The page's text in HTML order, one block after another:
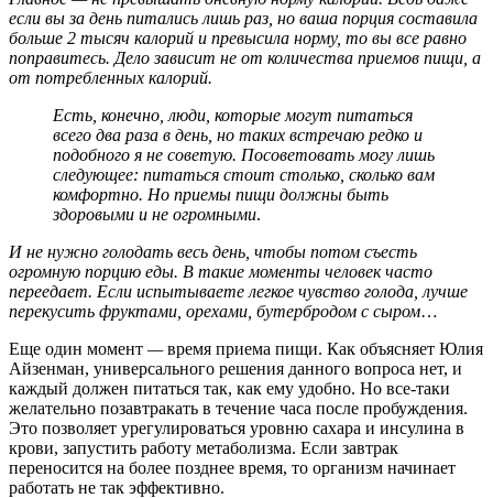
если вы за день питались лишь раз, но ваша порция составила
больше 2 тысяч калорий и превысила норму, то вы все равно
поправитесь. Дело зависит не от количества приемов пищи, а
от потребленных калорий.
Есть, конечно, люди, которые могут питаться
всего два раза в день, но таких встречаю редко и
подобного я не советую. Посоветовать могу лишь
следующее: питаться стоит столько, сколько вам
комфортно. Но приемы пищи должны быть
здоровыми и не огромными.
И не нужно голодать весь день, чтобы потом съесть
огромную порцию еды. В такие моменты человек часто
переедает. Если испытываете легкое чувство голода, лучше
перекусить фруктами, орехами, бутербродом с сыром…
Еще один момент —время приема пищи. Как объясняет Юлия
Айзенман, универсального решения данного вопроса нет, и
каждый должен питаться так, как ему удобно. Но все-таки
желательно позавтракать в течение часа после пробуждения.
Это позволяет урегулироваться уровню сахара и инсулина в
крови, запустить работу метаболизма. Если завтрак
переносится на более позднее время, то организм начинает
работать не так эффективно.